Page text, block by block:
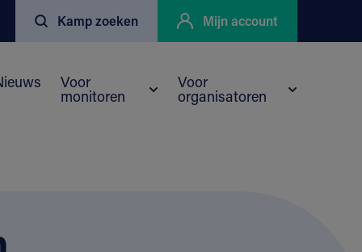
Kamp zoeken Mijn account
voor Kortingen
Voor
monitoren
Submenu voor Voor monitoren
Voor
organisatoren